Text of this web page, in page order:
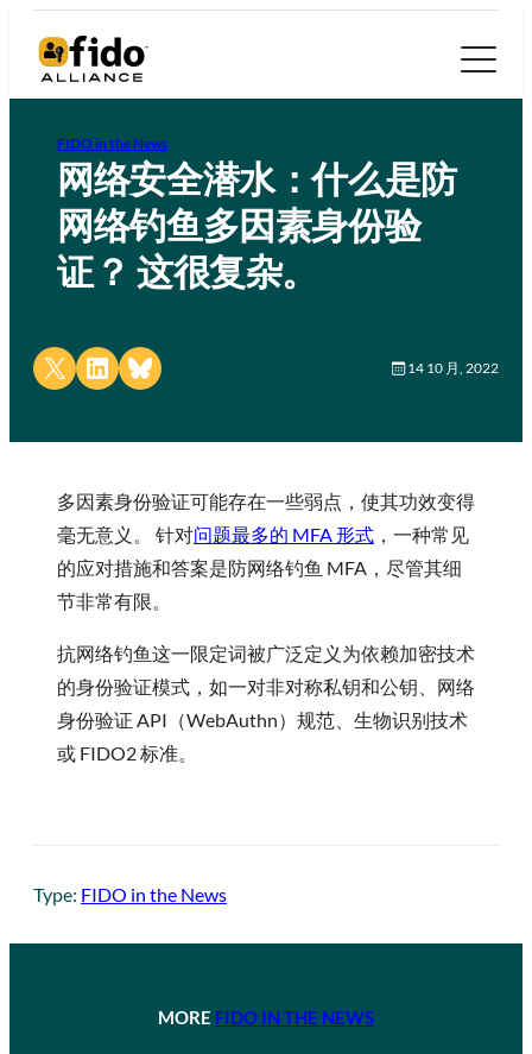
FIDO in the News
网络安全潜水：什么是防
网络钓鱼多因素身份验
证？ 这很复杂。
Share on X Share on LinkedIn
Share on Bluesky 14 10 月, 2022
多因素身份验证可能存在一些弱点，使其功效变得
毫无意义。 针对问题最多的 MFA 形式 ，一种常见
的应对措施和答案是防网络钓鱼 MFA，尽管其细
节非常有限。
抗网络钓鱼这一限定词被广泛定义为依赖加密技术
的身份验证模式，如一对非对称私钥和公钥、网络
身份验证 API（WebAuthn）规范、生物识别技术
或 FIDO2 标准。
Type: FIDO in the News
MORE FIDO IN THE NEWS